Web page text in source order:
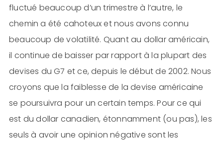
fluctué beaucoup d’un trimestre à l’autre, le
chemin a été cahoteux et nous avons connu
beaucoup de volatilité. Quant au dollar américain,
il continue de baisser par rapport à la plupart des
devises du G7 et ce, depuis le début de 2002. Nous
croyons que la faiblesse de la devise américaine
se poursuivra pour un certain temps. Pour ce qui
est du dollar canadien, étonnamment (ou pas), les
seuls à avoir une opinion négative sont les